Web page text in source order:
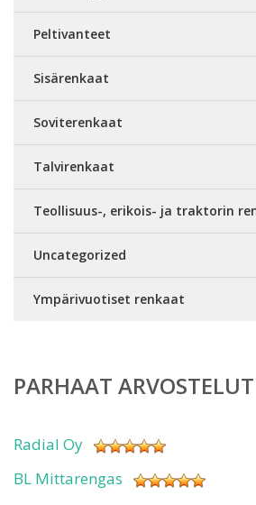
Peltivanteet
Sisärenkaat
Soviterenkaat
Talvirenkaat
Teollisuus-, erikois- ja traktorin
Uncategorized
Ympärivuotiset renkaat
PARHAAT ARVOSTELUT
Radial Oy
BL Mittarengas